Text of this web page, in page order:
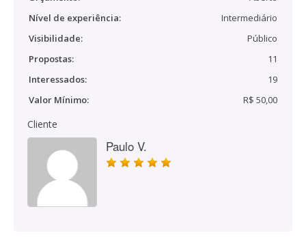
Nível de experiência:
Intermediário
Visibilidade:
Público
Propostas:
11
Interessados:
19
Valor Mínimo:
R$ 50,00
Cliente
Paulo V.